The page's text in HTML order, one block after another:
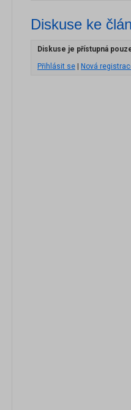
Diskuse ke
Diskuse je přístupná
Přihlásit se
Nová